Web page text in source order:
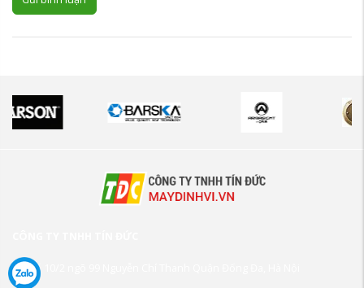
Số 10/2 ngõ 99 Nguyễn Chí Thanh Quận Đống Đa, Hà Nội